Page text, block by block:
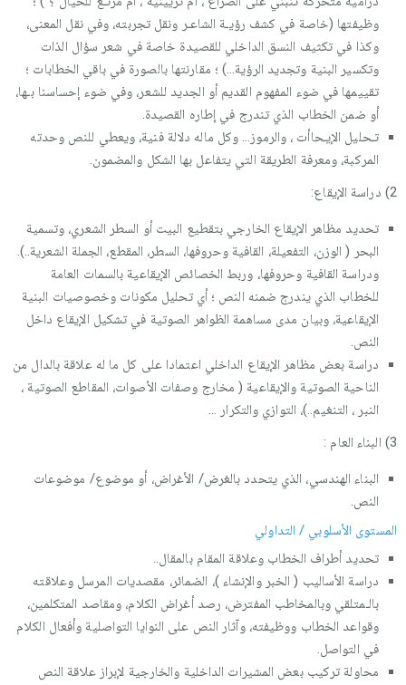
وظيفتها (خاصة في كشف رؤيـة الشاعـر ونقل تجربته، وفي نقل المعنى،
وكذا في تكثيف النسق الداخلي للقصيدة خاصة في شعر سؤال الذات
وتكسير البنية وتجديد الرؤية…) ؛ مقارنتها بالصورة في باقي الخطابات ؛
تقييمها في ضوء المفهوم القديم أو الجديد للشعر، وفي ضوء إحساسنا بـها،
أو ضمن الخطاب الذي تندرج في إطاره القصيدة.
تـحليل الإيـحاأت ، والرموز… وكل ماله دلالة فنية، ويعطي للنص وحدته
المركبة، ومعرفة الطريقة التي يتفاعل بها الشكل والمضمون.
2) دراسة الإيقاع:
تحديد مظاهر الإيقاع الخارجي بتقطيع البيت أو السطر الشعري، وتسمية
البحر ( الوزن، التفعيلة، القافية وحروفها، السطر، المقطع، الجملة الشعرية..).
ودراسة القافية وحروفها، وربط الخصائص الإيقاعية بالسمات العامة
للخطاب الذي يندرج ضمنه النص ؛ أي تحليل مكونات وخصوصيات البنية
الإيقاعية، وبيان مدى مساهمة الظواهر الصوتية في تشكيل الإيقاع داخل
النص.
دراسة بعض مظاهر الإيقاع الداخلي اعتمادا على كل ما له علاقة بالدال من
الناحية الصوتية والإيقاعية ( مخارج وصفات الأصوات، المقاطع الصوتية ،
النبر ، التنغيم..)، التوازي والتكرار …
3) البناء العام :
البناء الهندسي، الذي يتحدد بالغرض/ الأغراض، أو موضوع/ موضوعات
النص.
المستوى الأسلوبي / التداولي
تحديد أطراف الخطاب وعلاقة المقام بالمقال..
دراسة الأساليب ( الخبر والإنشاء )، الضمائر، مقصديات المرسل وعلاقته
بالـمتلقي وبالمخاطب المفترض، رصد أغراض الكلام، ومقاصد المتكلمين،
وقواعد الخطاب ووظيفته، وآثار النص على النوايا التواصلية وأفعال الكلام
في التواصل.
محاولة تركيب بعض المشيرات الداخلية والخارجية لإبراز علاقة النص